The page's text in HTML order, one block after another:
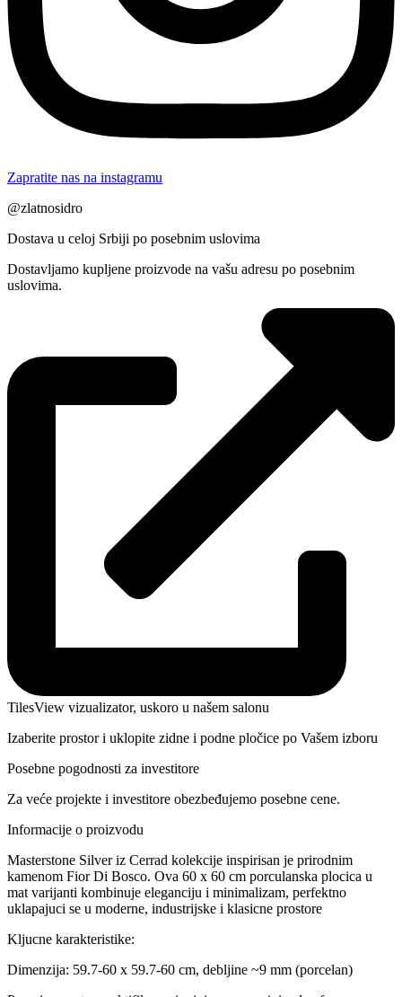
Zapratite nas na instagramu
@zlatnosidro
Dostava u celoj Srbiji po posebnim uslovima
Dostavljamo kupljene proizvode na vašu adresu po posebnim
uslovima.
TilesView vizualizator, uskoro u našem salonu
Izaberite prostor i uklopite zidne i podne pločice po Vašem izboru
Posebne pogodnosti za investitore
Za veće projekte i investitore obezbeđujemo posebne cene.
Informacije o proizvodu
Masterstone Silver iz Cerrad kolekcije inspirisan je prirodnim
kamenom Fior Di Bosco. Ova 60 x 60 cm porculanska plocica u
mat varijanti kombinuje eleganciju i minimalizam, perfektno
uklapajuci se u moderne, industrijske i klasicne prostore
Kljucne karakteristike:
Dimenzija: 59.7-60 x 59.7-60 cm, debljine ~9 mm (porcelan)